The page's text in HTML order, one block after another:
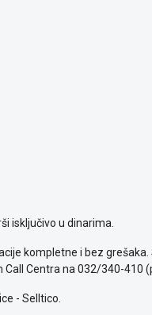
isključivo u dinarima.
kompletne i bez
Centra na 032/340-410
- Selltico.